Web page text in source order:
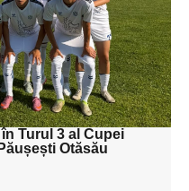
aici
aici
Turul 3 al Cupei
Otăsău